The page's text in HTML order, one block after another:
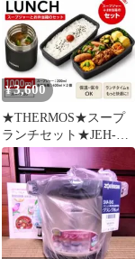
¥3,600
★THERMOS★スープ
ランチセット★JEH-
1000★